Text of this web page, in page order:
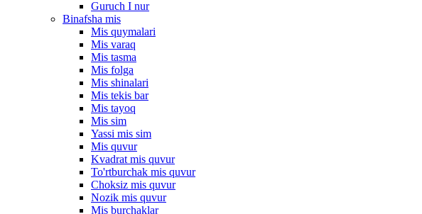
Guruch I nur
Binafsha mis
Mis quymalari
Mis varaq
Mis tasma
Mis folga
Mis shinalari
Mis tekis bar
Mis tayoq
Mis sim
Yassi mis sim
Mis quvur
Kvadrat mis quvur
To'rtburchak mis quvur
Choksiz mis quvur
Nozik mis quvur
Mis burchaklar